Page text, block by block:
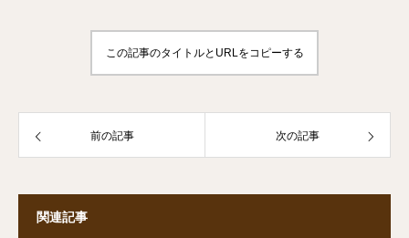
この記事のタイトルとURLをコピーする
前の記事 次の記事
関連記事